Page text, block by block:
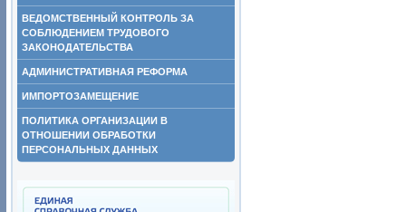
ВЕДОМСТВЕННЫЙ КОНТРОЛЬ ЗА
СОБЛЮДЕНИЕМ ТРУДОВОГО
ЗАКОНОДАТЕЛЬСТВА
АДМИНИСТРАТИВНАЯ РЕФОРМА
ИМПОРТОЗАМЕЩЕНИЕ
ПОЛИТИКА ОРГАНИЗАЦИИ В
ОТНОШЕНИИ ОБРАБОТКИ
ПЕРСОНАЛЬНЫХ ДАННЫХ